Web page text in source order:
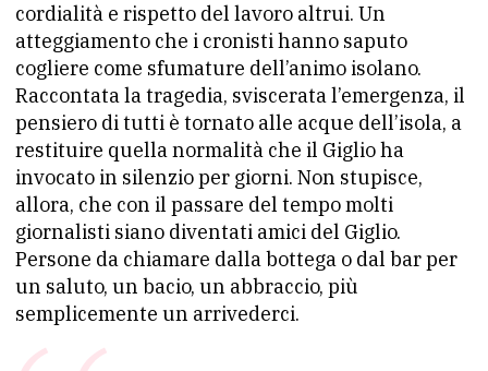
cordialità e rispetto del lavoro altrui. Un
atteggiamento che i cronisti hanno saputo
cogliere come sfumature dell’animo isolano.
Raccontata la tragedia, sviscerata l’emergenza, il
pensiero di tutti è tornato alle acque dell’isola, a
restituire quella normalità che il Giglio ha
invocato in silenzio per giorni. Non stupisce,
allora, che con il passare del tempo molti
giornalisti siano diventati amici del Giglio.
Persone da chiamare dalla bottega o dal bar per
un saluto, un bacio, un abbraccio, più
semplicemente un arrivederci.